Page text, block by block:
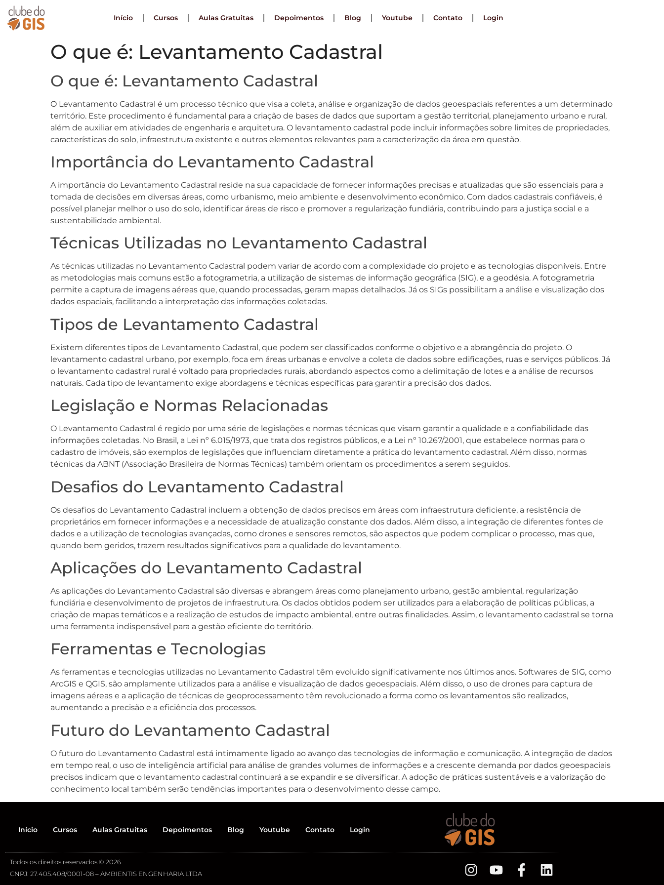
Início Cursos Aulas Gratuitas Depoimentos Blog Youtube Contato Login
O que é: Levantamento Cadastral
O que é: Levantamento Cadastral
O Levantamento Cadastral é um processo técnico que visa a coleta, análise e organização de dados geoespaciais referentes a um determinado
território. Este procedimento é fundamental para a criação de bases de dados que suportam a gestão territorial, planejamento urbano e rural,
além de auxiliar em atividades de engenharia e arquitetura. O levantamento cadastral pode incluir informações sobre limites de propriedades,
características do solo, infraestrutura existente e outros elementos relevantes para a caracterização da área em questão.
Importância do Levantamento Cadastral
A importância do Levantamento Cadastral reside na sua capacidade de fornecer informações precisas e atualizadas que são essenciais para a
tomada de decisões em diversas áreas, como urbanismo, meio ambiente e desenvolvimento econômico. Com dados cadastrais confiáveis, é
possível planejar melhor o uso do solo, identificar áreas de risco e promover a regularização fundiária, contribuindo para a justiça social e a
sustentabilidade ambiental.
Técnicas Utilizadas no Levantamento Cadastral
As técnicas utilizadas no Levantamento Cadastral podem variar de acordo com a complexidade do projeto e as tecnologias disponíveis. Entre
as metodologias mais comuns estão a fotogrametria, a utilização de sistemas de informação geográfica (SIG), e a geodésia. A fotogrametria
permite a captura de imagens aéreas que, quando processadas, geram mapas detalhados. Já os SIGs possibilitam a análise e visualização dos
dados espaciais, facilitando a interpretação das informações coletadas.
Tipos de Levantamento Cadastral
Existem diferentes tipos de Levantamento Cadastral, que podem ser classificados conforme o objetivo e a abrangência do projeto. O
levantamento cadastral urbano, por exemplo, foca em áreas urbanas e envolve a coleta de dados sobre edificações, ruas e serviços públicos. Já
o levantamento cadastral rural é voltado para propriedades rurais, abordando aspectos como a delimitação de lotes e a análise de recursos
naturais. Cada tipo de levantamento exige abordagens e técnicas específicas para garantir a precisão dos dados.
Legislação e Normas Relacionadas
O Levantamento Cadastral é regido por uma série de legislações e normas técnicas que visam garantir a qualidade e a confiabilidade das
informações coletadas. No Brasil, a Lei nº 6.015/1973, que trata dos registros públicos, e a Lei nº 10.267/2001, que estabelece normas para o
cadastro de imóveis, são exemplos de legislações que influenciam diretamente a prática do levantamento cadastral. Além disso, normas
técnicas da ABNT (Associação Brasileira de Normas Técnicas) também orientam os procedimentos a serem seguidos.
Desafios do Levantamento Cadastral
Os desafios do Levantamento Cadastral incluem a obtenção de dados precisos em áreas com infraestrutura deficiente, a resistência de
proprietários em fornecer informações e a necessidade de atualização constante dos dados. Além disso, a integração de diferentes fontes de
dados e a utilização de tecnologias avançadas, como drones e sensores remotos, são aspectos que podem complicar o processo, mas que,
quando bem geridos, trazem resultados significativos para a qualidade do levantamento.
Aplicações do Levantamento Cadastral
As aplicações do Levantamento Cadastral são diversas e abrangem áreas como planejamento urbano, gestão ambiental, regularização
fundiária e desenvolvimento de projetos de infraestrutura. Os dados obtidos podem ser utilizados para a elaboração de políticas públicas, a
criação de mapas temáticos e a realização de estudos de impacto ambiental, entre outras finalidades. Assim, o levantamento cadastral se torna
uma ferramenta indispensável para a gestão eficiente do território.
Ferramentas e Tecnologias
As ferramentas e tecnologias utilizadas no Levantamento Cadastral têm evoluído significativamente nos últimos anos. Softwares de SIG, como
ArcGIS e QGIS, são amplamente utilizados para a análise e visualização de dados geoespaciais. Além disso, o uso de drones para captura de
imagens aéreas e a aplicação de técnicas de geoprocessamento têm revolucionado a forma como os levantamentos são realizados,
aumentando a precisão e a eficiência dos processos.
Futuro do Levantamento Cadastral
O futuro do Levantamento Cadastral está intimamente ligado ao avanço das tecnologias de informação e comunicação. A integração de dados
em tempo real, o uso de inteligência artificial para análise de grandes volumes de informações e a crescente demanda por dados geoespaciais
precisos indicam que o levantamento cadastral continuará a se expandir e se diversificar. A adoção de práticas sustentáveis e a valorização do
conhecimento local também serão tendências importantes para o desenvolvimento desse campo.
Início Cursos Aulas Gratuitas Depoimentos Blog Youtube Contato Login
Todos os direitos reservados © 2026
CNPJ: 27.405.408/0001-08 – AMBIENTIS ENGENHARIA LTDA